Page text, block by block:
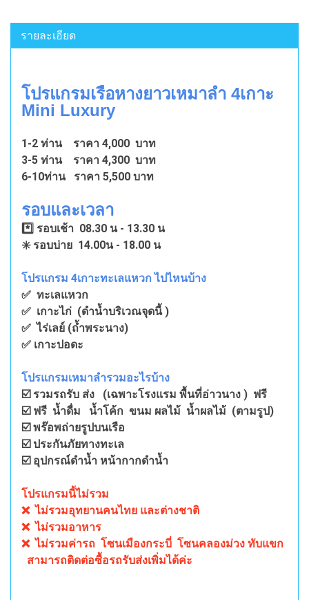
รายละเอียด
โปรแกรมเรือหางยาวเหมาลำ 4เกาะ
Mini Luxury
1-2 ท่าน ราคา 4,000 บาท
3-5 ท่าน ราคา 4,300 บาท
6-10ท่าน ราคา 5,500 บาท
รอบและเวลา
*️⃣ รอบเช้า 08.30 น - 13.30 น
✳️ รอบบ่าย 14.00น - 18.00 น
โปรแกรม 4เกาะทะเลแหวก ไปไหนบ้าง
✅ ทะเลแหวก
✅ เกาะไก่ (ดำน้ำบริเวณจุดนี้ )
✅ ไร่เลย์ (ถ้ำพระนาง)
✅ เกาะปอดะ
โปรแกรมเหมาลำรวมอะไรบ้าง
☑️ รวมรถรับ ส่ง (เฉพาะโรงแรม พื้นที่อ่าวนาง ) ฟรี
☑️ ฟรี น้ำดื่ม น้ำโค้ก ขนม ผลไม้ น้ำผลไม้ (ตามรูป)
☑️ พร๊อพถ่ายรูปบนเรือ
☑️ ประกันภัยทางทะเล
☑️ อุปกรณ์ดำน้ำ หน้ากากดำน้ำ
โปรแกรมนี้ไม่รวม
❌ ไม่รวมอุทยานคนไทย และต่างชาติ
❌ ไม่รวมอาหาร
❌ ไม่รวมค่ารถ โซนเมืองกระบี่ โซนคลองม่วง ทับแขก
สามารถติดต่อซื้อรถรับส่งเพิ่มได้ค่ะ